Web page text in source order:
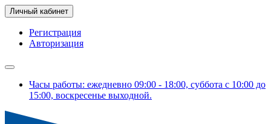
Личный кабинет
Регистрация
Авторизация
Часы работы: ежедневно 09:00 - 18:00, суббота с 10:00 до
15:00, воскресенье выходной.